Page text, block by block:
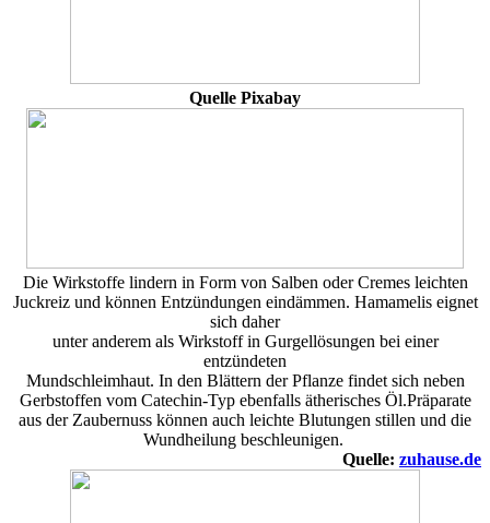
Quelle Pixabay
Die Wirkstoffe lindern in Form von Salben oder Cremes leichten
Juckreiz und können Entzündungen eindämmen. Hamamelis eignet
sich daher
unter anderem als Wirkstoff in Gurgellösungen bei einer
entzündeten
Mundschleimhaut. In den Blättern der Pflanze findet sich neben
Gerbstoffen vom Catechin-Typ ebenfalls ätherisches Öl.Präparate
aus der Zaubernuss können auch leichte Blutungen stillen und die
Wundheilung beschleunigen.
Quelle: zuhause.de